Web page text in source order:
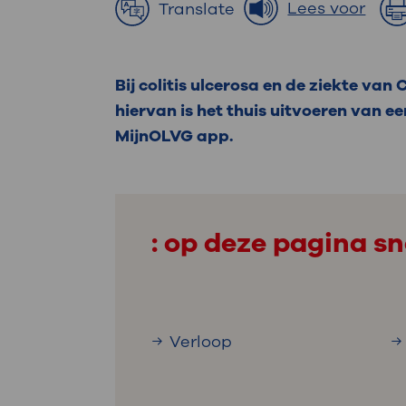
Uw
Werken
Contact
steeds verder uit, zodat u zelf meer
Direct naar MijnOLVG
Translate Lees voor
Bij colitis ulcerosa en de ziekte van
hiervan is het thuis uitvoeren van
MijnOLVG app.
: op deze pagina
Verloop